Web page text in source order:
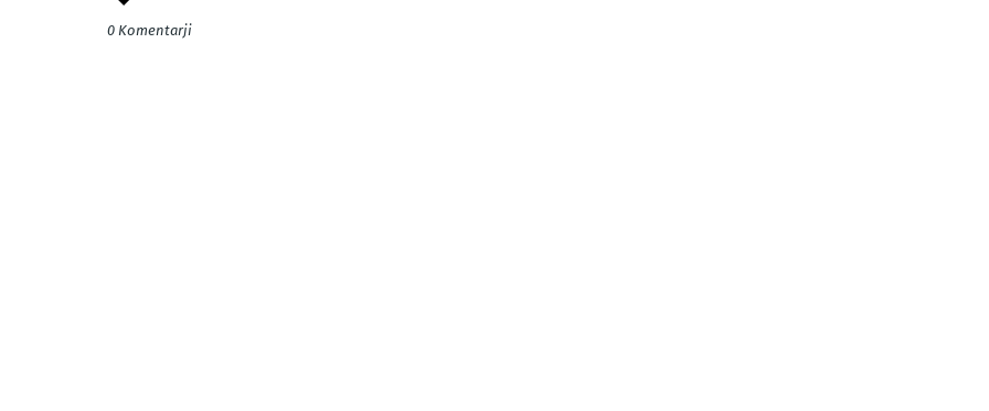
0 Komentarji